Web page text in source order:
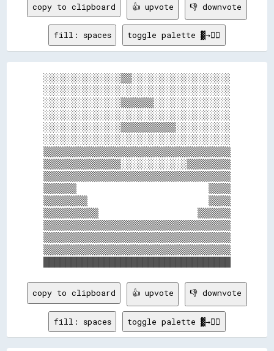
copy to clipboard 👍 upvote 👎 downvote
fill: spaces toggle palette ▓→✊🏽
░░░░░░░░░░░░░░▒▒░░░░░░░░░░░░░░░░░░
░░░░░░░░░░░░░░░░░░░░░░░░░░░░░░░░░░
░░░░░░░░░░░░░░▒▒▒▒▒▒░░░░░░░░░░░░░░
░░░░░░░░░░░░░░░░░░░░░░░░░░░░░░░░░░
░░░░░░░░░░░░░░▒▒▒▒▒▒▒▒▒▒░░░░░░░░░░
░░░░░░░░░░░░░░░░░░░░░░░░░░░░░░░░░░
▒▒▒▒▒▒▒▒▒▒▒▒▒▒▒▒▒▒▒▒▒▒▒▒▒▒▒▒▒▒▒▒▒▒
▒▒▒▒▒▒▒▒▒▒▒▒▒▒░░░░░░░░░░░░▒▒▒▒▒▒▒▒
▒▒▒▒▒▒▒▒▒▒▒▒▒▒▒▒▒▒▒▒▒▒▒▒▒▒▒▒▒▒▒▒▒▒
▒▒▒▒▒▒                        ▒▒▒▒
▒▒▒▒▒▒▒▒                      ▒▒▒▒
▒▒▒▒▒▒▒▒▒▒                  ▒▒▒▒▒▒
▒▒▒▒▒▒▒▒▒▒▒▒▒▒▒▒▒▒▒▒▒▒▒▒▒▒▒▒▒▒▒▒▒▒
▒▒▒▒▒▒▒▒▒▒▒▒▒▒▒▒▒▒▒▒▒▒▒▒▒▒▒▒▒▒▒▒▒▒
▒▒▒▒▒▒▒▒▒▒▒▒▒▒▒▒▒▒▒▒▒▒▒▒▒▒▒▒▒▒▒▒▒▒
copy to clipboard 👍 upvote 👎 downvote
fill: spaces toggle palette ▓→✊🏽